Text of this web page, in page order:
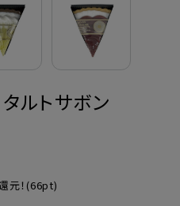
ルトサボン
元！ (66pt)